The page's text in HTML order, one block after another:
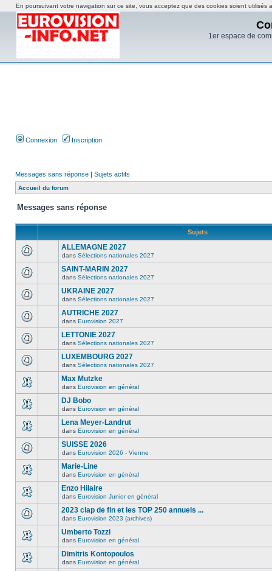
1er espace de
Connexion Inscription
Messages sans réponse | Sujets actifs
Accueil du forum
Messages sans réponse
Sujets
ALLEMAGNE 2027
dans Sélections nationales 2027
SAINT-MARIN 2027
dans Sélections nationales 2027
UKRAINE 2027
dans Sélections nationales 2027
AUTRICHE 2027
dans Eurovision 2027
LETTONIE 2027
dans Sélections nationales 2027
LUXEMBOURG 2027
dans Sélections nationales 2027
Max Mutzke
dans Eurovision en général
DJ Bobo
dans Eurovision en général
Lena Meyer-Landrut
dans Eurovision en général
SUISSE 2026
dans Eurovision 2026 - Vienne
Marie-Line
dans Eurovision en général
Enzo Hilaire
dans Eurovision Junior en général
2023 clap de fin et les TOP 250 annuels ...
dans Eurovision 2023 (archives)
Umberto Tozzi
dans Eurovision en général
Dimitris Kontopoulos
dans Eurovision en général
En poursuivant votre navigation sur ce site, vous acceptez que des cookies soient